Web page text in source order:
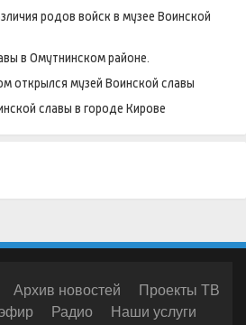
родов войск в музее Воинской
в Омутнинском районе.
открылся музей Воинской славы
славы в городе Кирове
Архив новостей
Проекты ТВ
Радио
Наши услуги